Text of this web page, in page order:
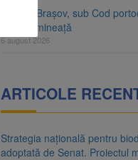
Județul Brașov, sub Cod
vineri dimineață
6 august 2026
ARTICOLE
Strategia națională pentru
adoptată de Senat. Proiectul